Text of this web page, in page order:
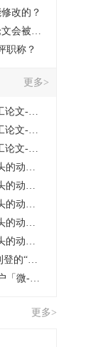
改的？
下的困境与出路）
职称？
更多>
并非本人，请将文章删除，消除影响，谢谢！
并非本人，请将文章删除，消除影响，谢谢！
并非本人，请将文章删除，消除影响，谢谢！
人，请将文章删除，消除影响，谢谢！
人，请将文章删除，消除影响，谢谢！
人，请将文章删除，消除影响，谢谢！
人，请将文章删除，消除影响，谢谢！
人，请将文章删除，消除影响，谢谢！
人操作，请尽快将其删除，消除不良影响。
次测试资格已陆续发放!各位拓荒者们准备好了么。
更多>